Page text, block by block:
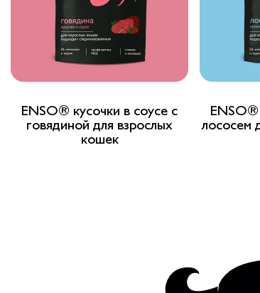
ENSO® кусочки в соусе с
говядиной для взрослых
кошек
ENSO®
лососем